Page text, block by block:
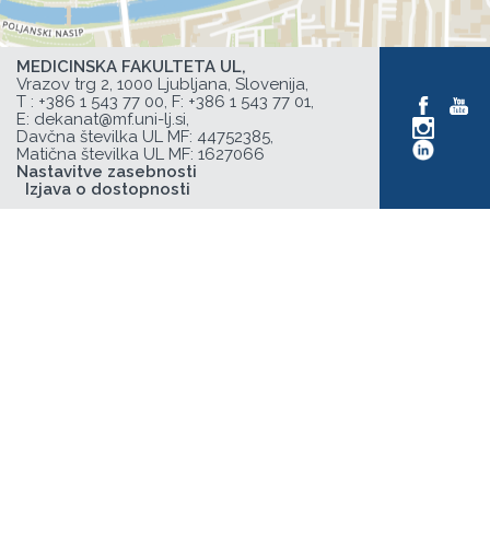
MEDICINSKA FAKULTETA UL,
Vrazov trg 2, 1000 Ljubljana, Slovenija,
T : +386 1 543 77 00 , F: +386 1 543 77 01,
E: dekanat@mf.uni-lj.si
Davčna številka UL MF: 44752385,
Matična številka UL MF: 1627066
Nastavitve zasebnosti
Izjava o dostopnosti